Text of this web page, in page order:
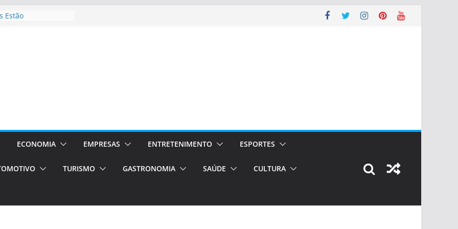
Estão
em Porto
de transfer,
de alto padrão
bolsas –
o segundo
únicas e
de volta!
ECONOMIA EMPRESAS ENTRETENIMENTO ESPORTES
TURISMO GASTRONOMIA SAÚDE CULTURA